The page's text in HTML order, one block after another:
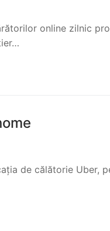
online zilnic
de călătorie Uber,